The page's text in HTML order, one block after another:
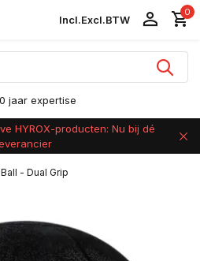
Incl.Excl.BTW
0
jaar expertise
HYROX-producten: Nu bij dé
- Dual Grip